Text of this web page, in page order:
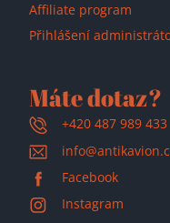
Affiliate program
Přihlášení
Máte dotaz?
+420 487 989 433
Facebook
Instagram